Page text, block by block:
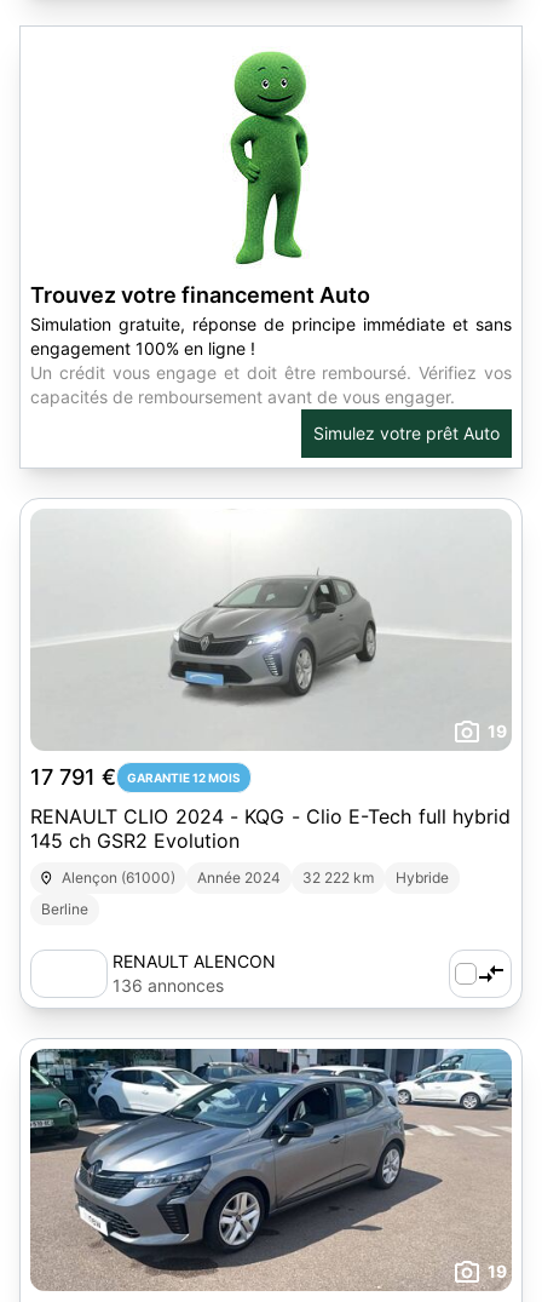
Trouvez votre financement Auto
Simulation gratuite, réponse de principe immédiate et sans
engagement 100% en ligne !
Un crédit vous engage et doit être remboursé. Vérifiez vos
capacités de remboursement avant de vous engager.
Simulez votre prêt Auto
19
17 791 € GARANTIE 12 MOIS
RENAULT CLIO 2024 - KQG - Clio E-Tech full hybrid
145 ch GSR2 Evolution
Alençon (61000) Année 2024 32 222 km
Hybride
Berline
RENAULT ALENCON
136 annonces
19